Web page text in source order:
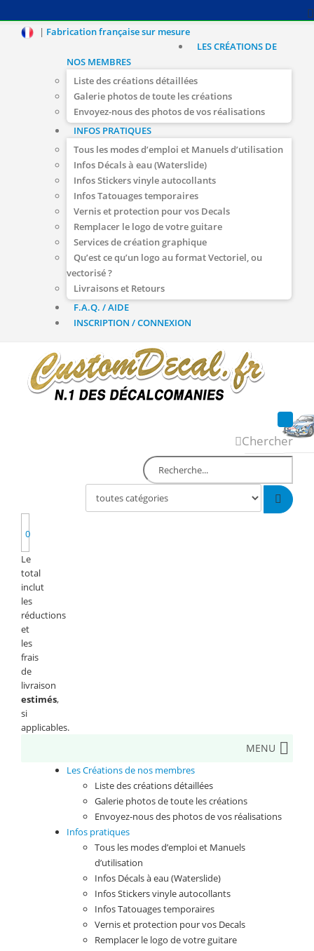
| Fabrication française sur mesure
LES CRÉATIONS DE
NOS MEMBRES
Liste des créations détaillées
Galerie photos de toute les créations
Envoyez-nous des photos de vos réalisations
INFOS PRATIQUES
Tous les modes d’emploi et Manuels d’utilisation
Infos Décals à eau (Waterslide)
Infos Stickers vinyle autocollants
Infos Tatouages temporaires
Vernis et protection pour vos Decals
Remplacer le logo de votre guitare
Services de création graphique
Qu’est ce qu’un logo au format Vectoriel, ou
vectorisé ?
Livraisons et Retours
F.A.Q. / AIDE
INSCRIPTION / CONNEXION
Chercher
0
Le
total
inclut
les
réductions
et
les
frais
de
livraison
estimés,
si
applicables.
MENU
Les Créations de nos membres
Liste des créations détaillées
Galerie photos de toute les créations
Envoyez-nous des photos de vos réalisations
Infos pratiques
Tous les modes d’emploi et Manuels
d’utilisation
Infos Décals à eau (Waterslide)
Infos Stickers vinyle autocollants
Infos Tatouages temporaires
Vernis et protection pour vos Decals
Remplacer le logo de votre guitare